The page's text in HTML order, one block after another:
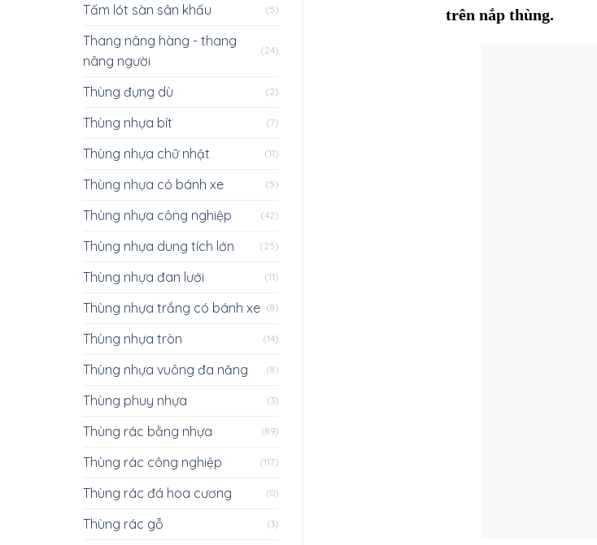
Tấm lót sàn sân khấu (5)
Thang nâng hàng - thang
nâng người
(24)
Thùng đựng dù (2)
Thùng nhựa bít (7)
Thùng nhựa chữ nhật (11)
Thùng nhựa có bánh xe (5)
Thùng nhựa công nghiệp (42)
Thùng nhựa dung tích lớn (25)
Thùng nhựa đan lưới (11)
Thùng nhựa trắng có bánh xe (8)
Thùng nhựa tròn (14)
Thùng nhựa vuông đa năng (8)
Thùng phuy nhựa (3)
Thùng rác bằng nhựa (89)
Thùng rác công nghiệp (117)
Thùng rác đá hoa cương (0)
Thùng rác gỗ (3)
trên nắp thùng.